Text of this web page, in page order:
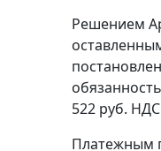
Решением
522 руб.
Платежным